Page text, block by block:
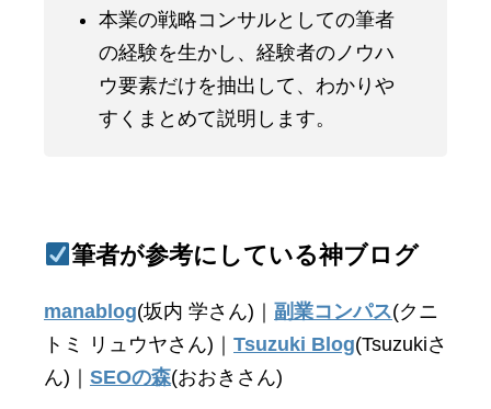
本業の戦略コンサルとしての筆者
の経験を生かし、経験者のノウハ
ウ要素だけを抽出して、わかりや
すくまとめて説明します。
筆者が参考にしている神ブログ
manablog(坂内 学さん)｜ 副業コンパス(クニ
トミ リュウヤさん)｜ Tsuzuki Blog(Tsuzukiさ
ん)｜ SEOの森(おおきさん)